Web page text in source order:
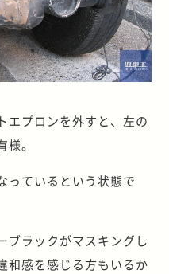
エプロンを外すと、左の
。
っているという状態で
ブラックがマスキングし
和感を感じる方もいるか